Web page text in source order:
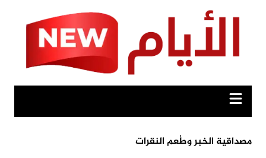
مصداقية الخبر وطُعم النقرات